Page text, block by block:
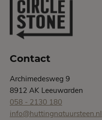
Contact
Archimedesweg 9
8912 AK Leeuwarden
058 - 2130 180
info@huttingnatuursteen.nl